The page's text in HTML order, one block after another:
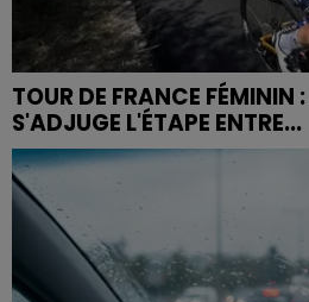
TOUR DE FRANCE FÉMININ
S'ADJUGE L'ÉTAPE ENTRE...